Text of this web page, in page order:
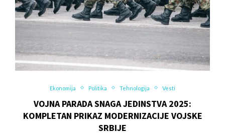
Ekonomija Politika Tehnologija Vesti
VOJNA PARADA SNAGA JEDINSTVA 2025:
KOMPLETAN PRIKAZ MODERNIZACIJE VOJSKE
SRBIJE